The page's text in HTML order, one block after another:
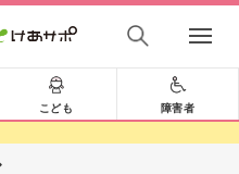
こども 障害者